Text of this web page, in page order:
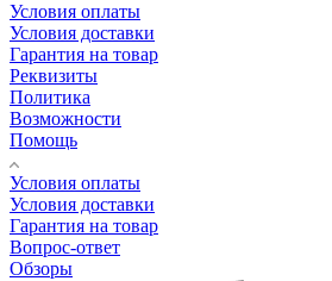
Условия оплаты
Условия доставки
Гарантия на товар
Реквизиты
Политика
Возможности
Помощь
Условия оплаты
Условия доставки
Гарантия на товар
Вопрос-ответ
Обзоры